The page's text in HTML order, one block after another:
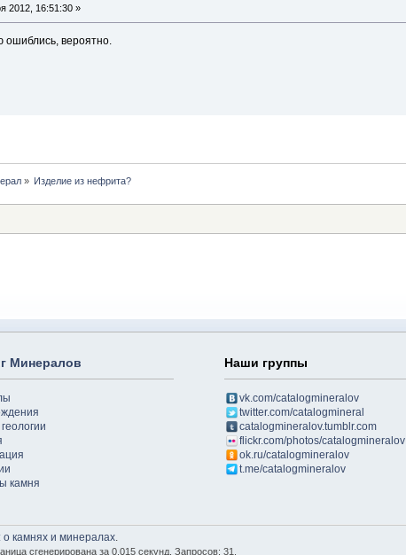
2012, 16:51:30 »
ошиблись, вероятно.
» Изделие из нефрита?
Минералов
камня
Наши группы
vk.com/catalogmineralov
twitter.com/catalogmineral
catalogmineralov.tumblr.com
flickr.com/photos/catalogmineralov
ok.ru/catalogmineralov
t.me/catalogmineralov
камнях и минералах.
сгенерирована за 0.015 секунд. Запросов: 31.